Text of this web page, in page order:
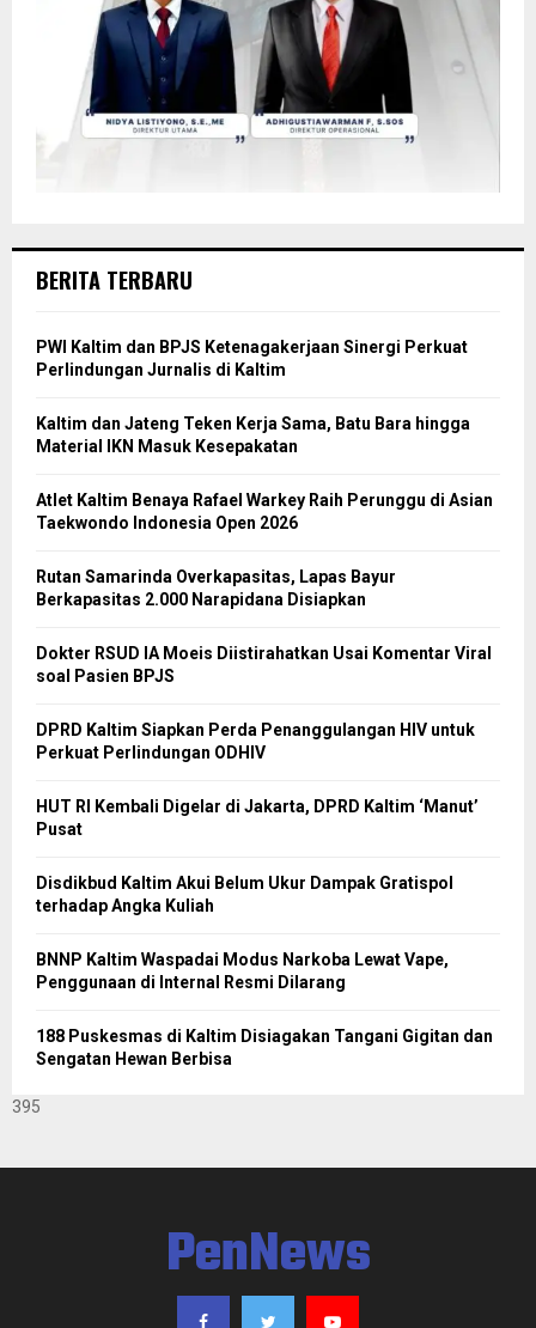
BERITA TERBARU
PWI Kaltim dan BPJS Ketenagakerjaan Sinergi Perkuat
Perlindungan Jurnalis di Kaltim
Kaltim dan Jateng Teken Kerja Sama, Batu Bara hingga
Material IKN Masuk Kesepakatan
Atlet Kaltim Benaya Rafael Warkey Raih Perunggu di Asian
Taekwondo Indonesia Open 2026
Rutan Samarinda Overkapasitas, Lapas Bayur
Berkapasitas 2.000 Narapidana Disiapkan
Dokter RSUD IA Moeis Diistirahatkan Usai Komentar Viral
soal Pasien BPJS
DPRD Kaltim Siapkan Perda Penanggulangan HIV untuk
Perkuat Perlindungan ODHIV
HUT RI Kembali Digelar di Jakarta, DPRD Kaltim ‘Manut’
Pusat
Disdikbud Kaltim Akui Belum Ukur Dampak Gratispol
terhadap Angka Kuliah
BNNP Kaltim Waspadai Modus Narkoba Lewat Vape,
Penggunaan di Internal Resmi Dilarang
188 Puskesmas di Kaltim Disiagakan Tangani Gigitan dan
Sengatan Hewan Berbisa
395
PenNews